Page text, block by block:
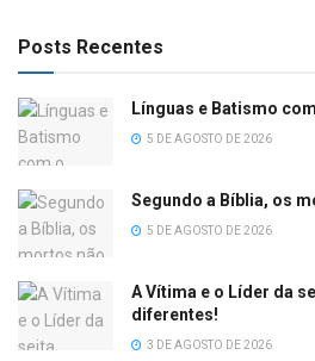
Posts Recentes
Línguas e Batismo
5 DE AGOSTO DE 2026
Segundo a Bíblia, os
5 DE AGOSTO DE 2026
A Vítima e o Líder da
diferentes!
3 DE AGOSTO DE 2026